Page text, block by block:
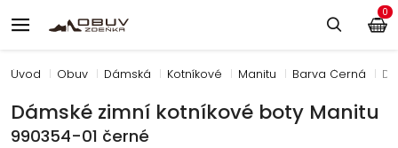
Úvod Obuv Dámská Kotníkové Manitu Barva Černá
Dámské zimní kotníkové boty Manitu
990354-01 černé
0